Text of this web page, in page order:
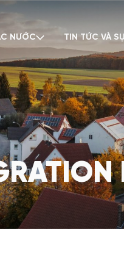
NƯỚC TIN TỨC VÀ